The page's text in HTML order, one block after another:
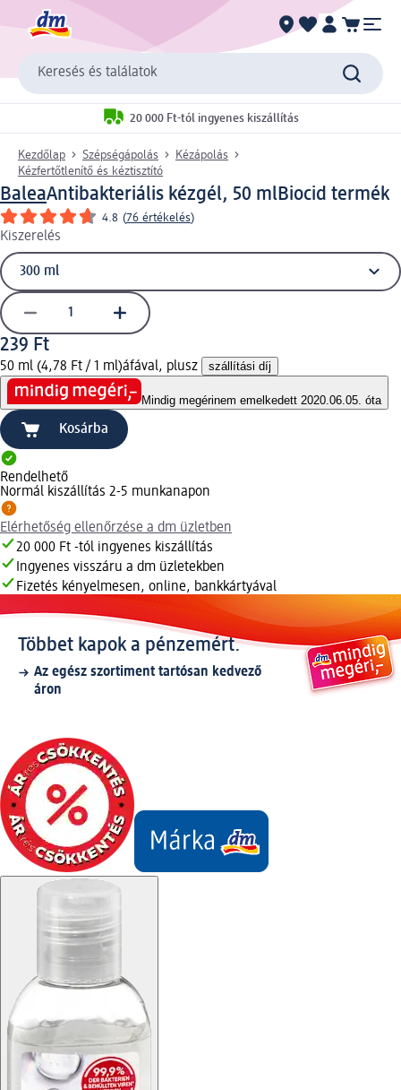
Keresés és találatok
20 000 Ft-tól ingyenes kiszállítás
Kezdőlap Szépségápolás
Kézápolás
Kézfertőtlenítő és kéztisztító
BaleaAntibakteriális kézgél, 50 mlBiocid termék
4.8 (76 értékelés)
Kiszerelés
239 Ft
50 ml (4,78 Ft / 1 ml)áfával, plusz szállítási díj
Mindig megérinem emelkedett 2020.06.05. óta
Kosárba
Rendelhető
Normál kiszállítás 2-5 munkanapon
Elérhetőség ellenőrzése a dm üzletben
20 000 Ft -tól ingyenes kiszállítás
Ingyenes visszáru a dm üzletekben
Fizetés kényelmesen, online, bankkártyával
Többet kapok a pénzemért.
Az egész szortiment tartósan kedvező
áron